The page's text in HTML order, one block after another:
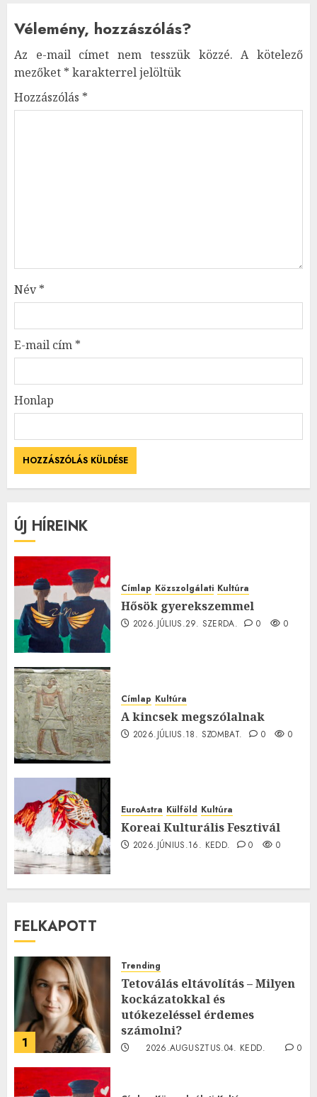
Vélemény, hozzászólás?
Az e-mail címet nem tesszük közzé. A kötelező
mezőket * karakterrel jelöltük
Hozzászólás *
Név*
E-mail cím *
Honlap
ÚJ HÍREINK
Címlap Közszolgálati Kultúra
Hősök gyerekszemmel
2026.JÚLIUS.29. SZERDA. 0 0
Címlap Kultúra
A kincsek megszólalnak
2026.JÚLIUS.18. SZOMBAT. 0 0
EuroAstra Külföld Kultúra
Koreai Kulturális Fesztivál
2026.JÚNIUS.16. KEDD. 0 0
FELKAPOTT
1
Trending
Tetoválás eltávolítás – Milyen
kockázatokkal és
utókezeléssel érdemes
számolni?
2026.AUGUSZTUS.04. KEDD.
0